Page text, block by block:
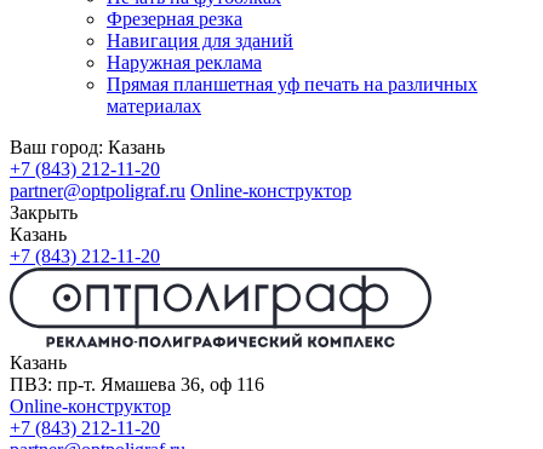
Фрезерная резка
Навигация для зданий
Наружная реклама
Прямая планшетная уф печать на различных
материалах
Ваш город: Казань
+7 (843) 212-11-20
partner@optpoligraf.ru Online-конструктор
Закрыть
Казань
+7 (843) 212-11-20
Казань
ПВЗ: пр-т. Ямашева 36, оф 116
Online-конструктор
+7 (843) 212-11-20